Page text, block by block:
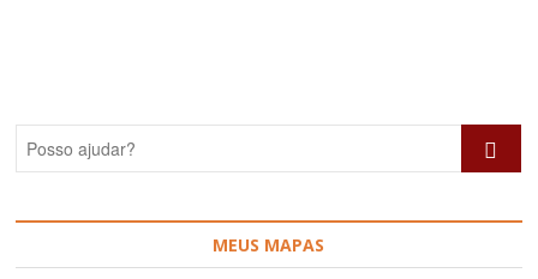
ajudar?
MEUS MAPAS